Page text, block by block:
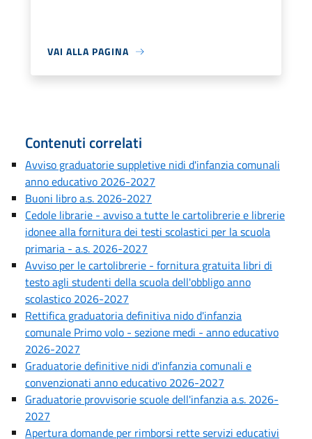
VAI ALLA PAGINA
Contenuti correlati
Avviso graduatorie suppletive nidi d'infanzia comunali
anno educativo 2026-2027
Buoni libro a.s. 2026-2027
Cedole librarie - avviso a tutte le cartolibrerie e librerie
idonee alla fornitura dei testi scolastici per la scuola
primaria - a.s. 2026-2027
Avviso per le cartolibrerie - fornitura gratuita libri di
testo agli studenti della scuola dell'obbligo anno
scolastico 2026-2027
Rettifica graduatoria definitiva nido d'infanzia
comunale Primo volo - sezione medi - anno educativo
2026-2027
Graduatorie definitive nidi d'infanzia comunali e
convenzionati anno educativo 2026-2027
Graduatorie provvisorie scuole dell'infanzia a.s. 2026-
2027
Apertura domande per rimborsi rette servizi educativi